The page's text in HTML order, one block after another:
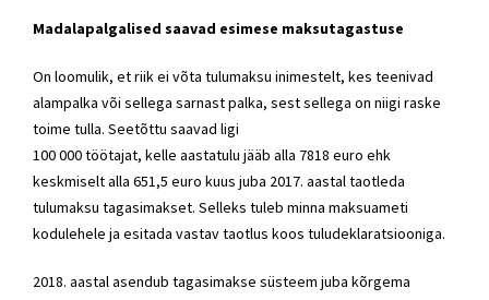
Madalapalgalised saavad esimese maksutagastuse
On loomulik, et riik ei võta tulumaksu inimestelt, kes teenivad
alampalka või sellega sarnast palka, sest sellega on niigi raske
toime tulla. Seetõttu saavad ligi
100 000 töötajat, kelle aastatulu jääb alla 7818 euro ehk
keskmiselt alla 651,5 euro kuus juba 2017. aastal taotleda
tulumaksu tagasimakset. Selleks tuleb minna maksuameti
kodulehele ja esitada vastav taotlus koos tuludeklaratsiooniga.
2018. aastal asendub tagasimakse süsteem juba kõrgema